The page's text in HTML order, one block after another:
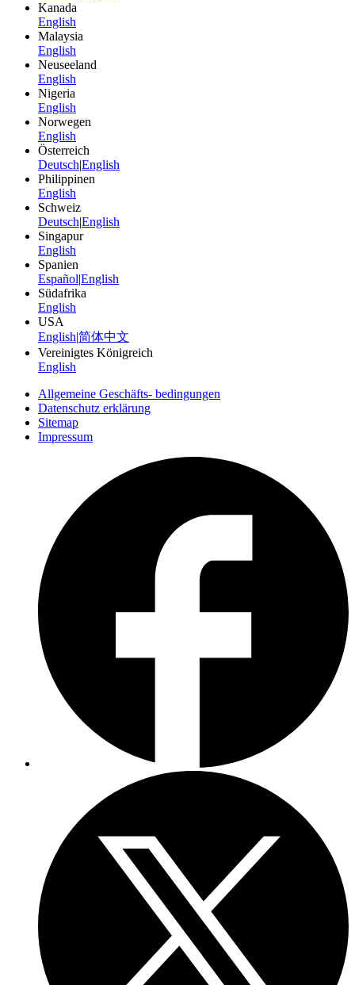
Kanada
English
Malaysia
English
Neuseeland
English
Nigeria
English
Norwegen
English
Österreich
Deutsch|English
Philippinen
English
Schweiz
Deutsch|English
Singapur
English
Spanien
Español|English
Südafrika
English
USA
English|简体中文
Vereinigtes Königreich
English
Allgemeine Geschäfts- bedingungen
Datenschutz erklärung
Sitemap
Impressum